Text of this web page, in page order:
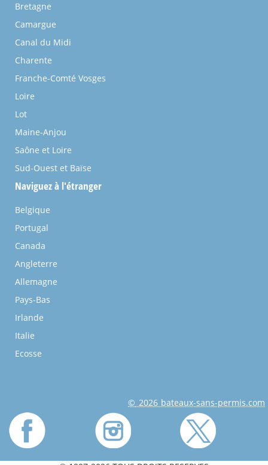
Bretagne
Camargue
Canal du Midi
Charente
Franche-Comté Vosges
Loire
Lot
Maine-Anjou
Saône et Loire
Sud-Ouest et Baïse
Naviguez à l'étranger
Belgique
Portugal
Canada
Angleterre
Allemagne
Pays-Bas
Irlande
Italie
Ecosse
© 2026 bateaux-sans-permis.com